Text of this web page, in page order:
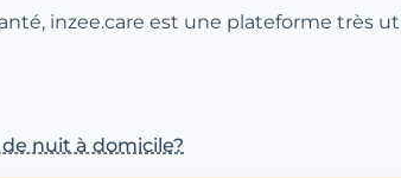
inzee.care est une plateforme très
nuit à domicile?